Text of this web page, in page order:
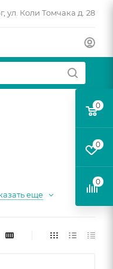
ул. Коли Томчака д. 28
еще
0
0
0